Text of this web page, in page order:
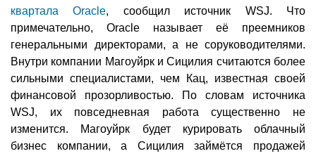
квартала Oracle, сообщил источник WSJ. Что
примечательно, Oracle называет её преемников
генеральными директорами, а не соруководителями.
Внутри компании Магоуйрк и Сицилия считаются более
сильными специалистами, чем Кац, известная своей
финансовой прозорливостью. По словам источника
WSJ, их повседневная работа существенно не
изменится. Магоуйрк будет курировать облачный
бизнес компании, а Сицилия займётся продажей